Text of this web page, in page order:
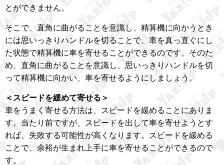
とができません。
そこで、直角に曲がることを意識し、精算機に向かうとき
には思いっきりハンドルを切ることで、車を真っ直ぐにし
た状態で精算機に車を寄せることができるのです。そのた
め、直角に曲がることを意識し、思いっきりハンドルを切
って精算機に向かい、車を寄せるようにしましょう。
＜スピードを緩めて寄せる＞
車をうまく寄せる方法は、スピードを緩めることにありま
す。当たり前ですが、スピードを出して車を寄せようとす
れば、失敗する可能性が高くなります。スピードを緩める
ことで、余裕が生まれ上手に車を寄せることができるので
す。